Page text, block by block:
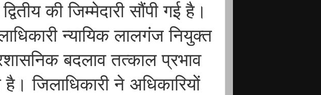
की जिम्मेदारी सौंपी गई है।
न्यायिक लालगंज नियुक्त
बदलाव तत्काल प्रभाव
जिलाधिकारी ने अधिकारियों